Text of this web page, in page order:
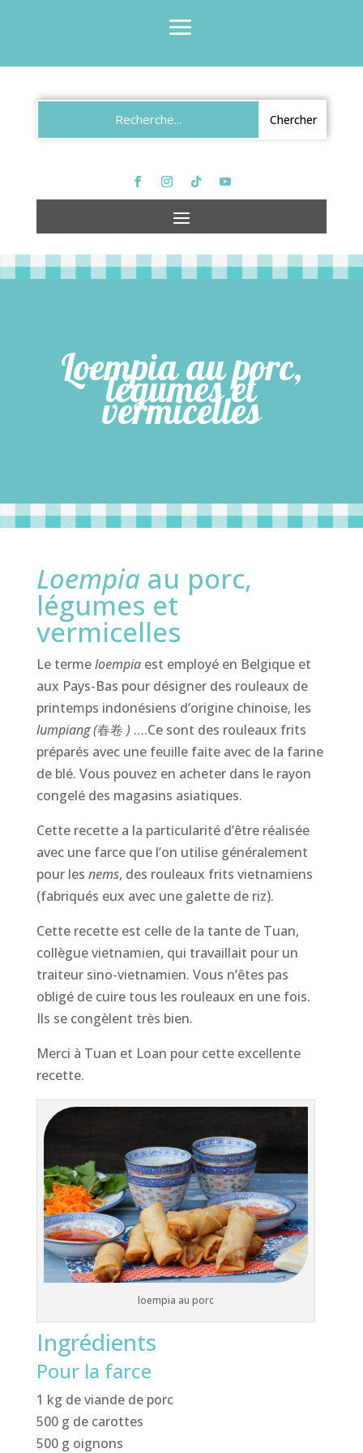
Loempia au porc,
légumes et
vermicelles
Loempia au porc,
légumes et
vermicelles
Le termeloempiaest employé en Belgique et
aux Pays-Bas pour désigner des rouleaux de
printemps indonésiens d’origine chinoise, les
lumpiang (春卷 ) ….Ce sont des rouleaux frits
préparés avec une feuille faite avec de la farine
de blé. Vous pouvez en acheter dans le rayon
congelé des magasins asiatiques.
Cette recette a la particularité d’être réalisée
avec une farce que l’on utilise généralement
pour les nems, des rouleaux frits vietnamiens
(fabriqués eux avec une galette de riz).
Cette recette est celle de la tante de Tuan,
collègue vietnamien, qui travaillait pour un
traiteur sino-vietnamien. Vous n’êtes pas
obligé de cuire tous les rouleaux en une fois.
Ils se congèlent très bien.
Merci à Tuan et Loan pour cette excellente
recette.
loempia au porc
Ingrédients
Pour la farce
1 kg de viande de porc
500 g de carottes
500 g oignons